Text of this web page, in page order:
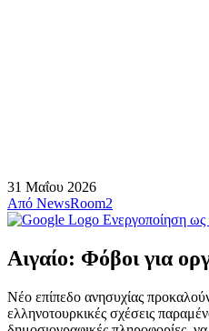
31 Μαΐου 2026
Από NewsRoom2
Ενεργοποίηση
Αιγαίο: Φόβοι για
Νέο επίπεδο ανησυχίας
ελληνοτουρκικές σχέσεις